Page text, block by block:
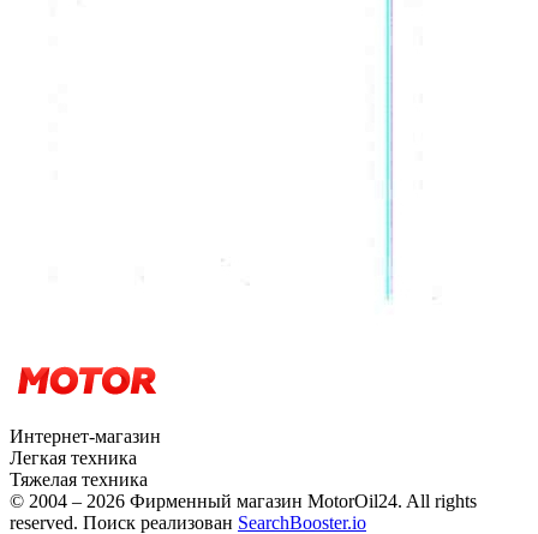
Интернет-магазин
Легкая техника
Тяжелая техника
© 2004 – 2026 Фирменный магазин MotorOil24. All rights
reserved. Поиск реализован SearchBooster.io